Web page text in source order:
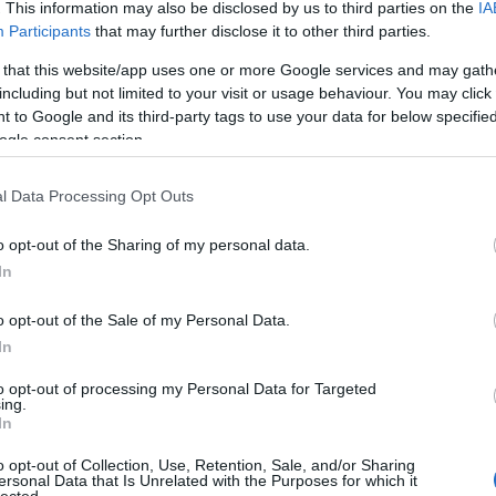
This information may also be disclosed by us to third parties on the
Participants that may further disclose it to other third parties.
that this website/app uses one or more Google services and may
but not limited to your visit or usage behaviour. You may
to Google and its third-party tags to use your data for below
consent section.
Data Processing Opt Outs
opt-out of the Sharing of my personal data.
opt-out of the Sale of my Personal Data.
opt-out of processing my Personal Data for Targeted
opt-out of Collection, Use, Retention, Sale, and/or Sharing
Data that Is Unrelated with the Purposes for which it
csiperke
(1
)